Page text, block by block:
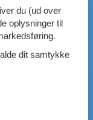
du (ud over
oplysninger til
dit samtykke